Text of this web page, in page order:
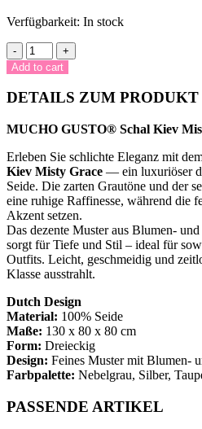
Verfügbarkeit: In stock
-
MUCHO
GUSTO®
Schal
Kiev
Misty
Grace
quantity
+
Add to cart
DETAILS ZUM PRODUKT
MUCHO GUSTO® Schal Kiev
Erleben Sie schlichte Eleganz mit
Kiev Misty Grace — ein luxuriöser
Seide. Die zarten Grautöne und der
eine ruhige Raffinesse, während die
Akzent setzen.
Das dezente Muster aus Blumen-
sorgt für Tiefe und Stil – ideal für
Outfits. Leicht, geschmeidig und
Klasse ausstrahlt.
Dutch Design
Material: 100% Seide
Maße: 130 x 80 x 80 cm
Form: Dreieckig
Design: Feines Muster mit Blumen-
Farbpalette: Nebelgrau, Silber,
PASSENDE ARTIKEL